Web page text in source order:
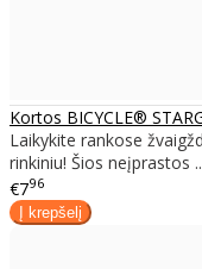
Kortos BICYCLE®
Laikykite rankose
rinkiniu! Šios neįprastos ..
€796